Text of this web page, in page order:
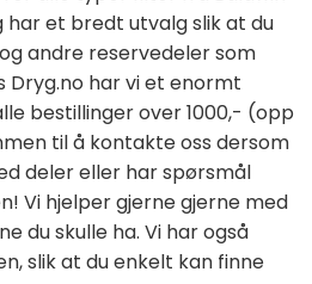
har et bredt utvalg slik at du
andre reservedeler som
Dryg.no har vi et enormt
bestillinger over 1000,- (opp
til å kontakte oss dersom
deler eller har spørsmål
Vi hjelper gjerne gjerne med
du skulle ha. Vi har også
slik at du enkelt kan finne